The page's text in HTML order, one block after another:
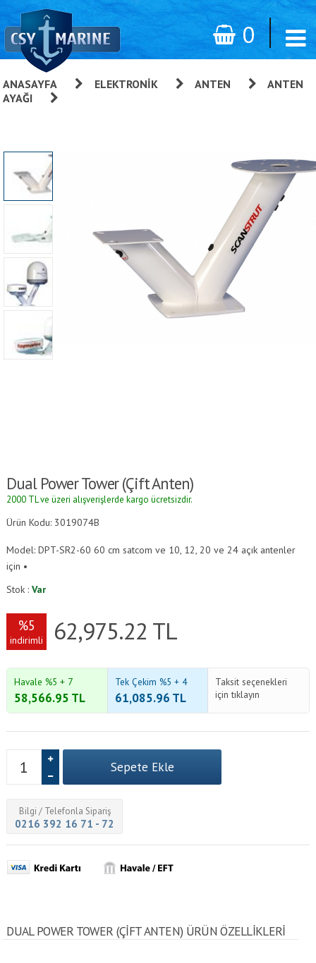
0
ANASAYFA ELEKTRONIK ANTEN
ANTEN
AYAĞI
Dual Power Tower (çift Anten)
2000 TL ve üzeri alışverişlerde kargo ücretsizdir.
Ürün Kodu: 3019074B
Model: DPT-SR2-60 60 cm satcom ve 10, 12, 20 ve 24 açık antenler
için •
Stok :Var
%5
indirimli 62,975.22 TL
Havale %5 + 7
58,566.95 TL
Tek Çekim %5 + 4
61,085.96 TL
Taksit seçenekleri
için tıklayın
Bilgi / Telefonla Sipariş
0216 392 16 71 - 72
DUAL POWER TOWER (ÇIFT ANTEN) ÜRÜN ÖZELLİKLERİ